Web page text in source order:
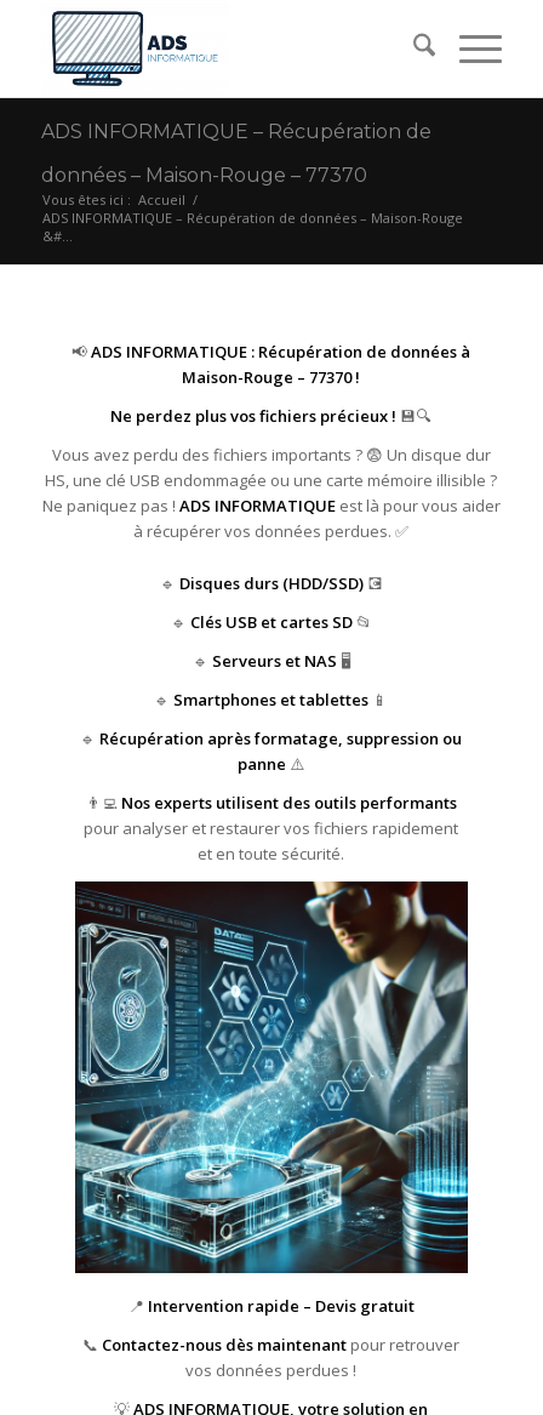
ADS INFORMATIQUE – Récupération de
données – Maison-Rouge – 77370
Vous êtes ici : Accueil /
ADS INFORMATIQUE – Récupération de données – Maison-Rouge
&#...
📢ADS INFORMATIQUE : Récupération de données à
Maison-Rouge – 77370 !
Ne perdez plus vos fichiers précieux ! 💾🔍
Vous avez perdu des fichiers importants ? 😨 Un disque dur
HS, une clé USB endommagée ou une carte mémoire illisible ?
Ne paniquez pas ! ADS INFORMATIQUEest là pour vous aider
à récupérer vos données perdues. ✅
🔹 Disques durs (HDD/SSD)💽
🔹 Clés USB et cartes SD📂
🔹 Serveurs et NAS 🖥️
🔹 Smartphones et tablettes 📱
🔹 Récupération après formatage, suppression ou
panne ⚠️
👨‍💻 Nos experts utilisent des outils performants
pour analyser et restaurer vos fichiers rapidement
et en toute sécurité.
📍 Intervention rapide – Devis gratuit
📞 Contactez-nous dès maintenant pour retrouver
vos données perdues !
💡ADS INFORMATIQUE, votre solution en